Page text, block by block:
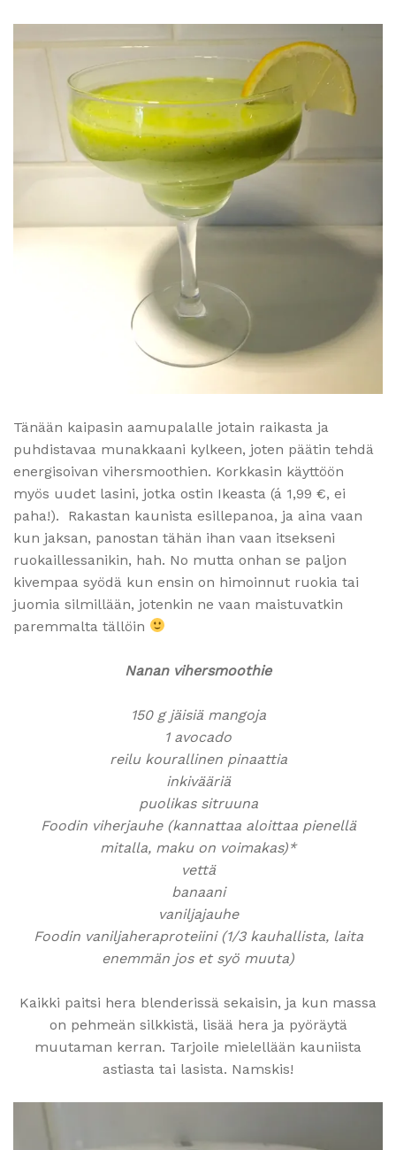
Tänään kaipasin aamupalalle jotain raikasta ja
puhdistavaa munakkaani kylkeen, joten päätin tehdä
energisoivan vihersmoothien. Korkkasin käyttöön
myös uudet lasini, jotka ostin Ikeasta (á 1,99 €, ei
paha!). Rakastan kaunista esillepanoa, ja aina vaan
kun jaksan, panostan tähän ihan vaan itsekseni
ruokaillessanikin, hah. No mutta onhan se paljon
kivempaa syödä kun ensin on himoinnut ruokia tai
juomia silmillään, jotenkin ne vaan maistuvatkin
paremmalta tällöin
Nanan vihersmoothie
150 g jäisiä mangoja
1 avocado
reilu kourallinen pinaattia
inkivääriä
puolikas sitruuna
Foodin viherjauhe (kannattaa aloittaa pienellä
mitalla, maku on voimakas)*
vettä
banaani
vaniljajauhe
Foodin vaniljaheraproteiini (1/3 kauhallista, laita
enemmän jos et syö muuta)
Kaikki paitsi hera blenderissä sekaisin, ja kun massa
on pehmeän silkkistä, lisää hera ja pyöräytä
muutaman kerran. Tarjoile mielellään kauniista
astiasta tai lasista. Namskis!